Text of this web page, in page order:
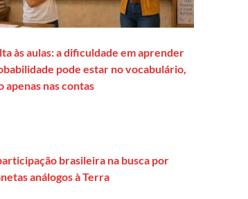
às aulas: a dificuldade em aprender
pode estar no vocabulário,
apenas nas contas
brasileira na busca por
análogos à Terra